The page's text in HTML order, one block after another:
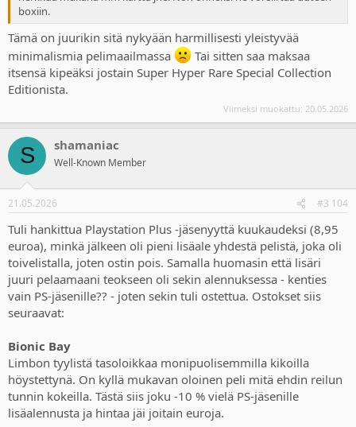
boxiin.
Tämä on juurikin sitä nykyään harmillisesti yleistyvää
minimalismia pelimaailmassa
Tai sitten saa maksaa
itsensä kipeäksi jostain Super Hyper Rare Special Collection
Editionista.
Viimeksi muokattu: 20.05.2026
S shamaniac
Well-Known Member
21.05.2026 #3 104
Tuli hankittua Playstation Plus -jäsenyyttä kuukaudeksi (8,95
euroa), minkä jälkeen oli pieni lisäale yhdestä pelistä, joka oli
toivelistalla, joten ostin pois. Samalla huomasin että lisäri
juuri pelaamaani teokseen oli sekin alennuksessa - kenties
vain PS-jäsenille?? - joten sekin tuli ostettua. Ostokset siis
seuraavat:
Bionic Bay
Limbon tyylistä tasoloikkaa monipuolisemmilla kikoilla
höystettynä. On kyllä mukavan oloinen peli mitä ehdin reilun
tunnin kokeilla. Tästä siis joku -10 % vielä PS-jäsenille
lisäalennusta ja hintaa jäi joitain euroja.